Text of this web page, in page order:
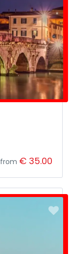
from € 35.00